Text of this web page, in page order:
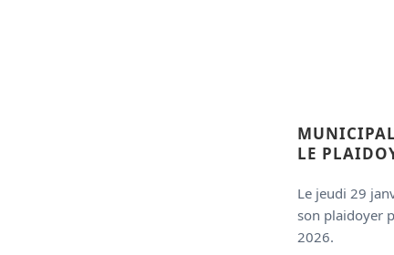
LE
Le jeudi 29
son plaidoyer
2026.